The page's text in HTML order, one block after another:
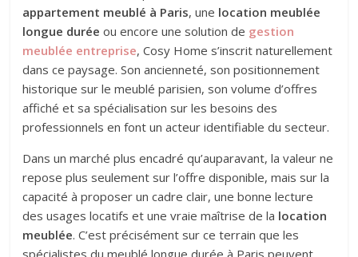
appartement meublé à Paris, une location meublée
longue duréeou encore une solution de gestion
meublée entreprise, Cosy Home s’inscrit naturellement
dans ce paysage. Son ancienneté, son positionnement
historique sur le meublé parisien, son volume d’offres
affiché et sa spécialisation sur les besoins des
professionnels en font un acteur identifiable du secteur.
Dans un marché plus encadré qu’auparavant, la valeur ne
repose plus seulement sur l’offre disponible, mais sur la
capacité à proposer un cadre clair, une bonne lecture
des usages locatifs et une vraie maîtrise de la location
meublée. C’est précisément sur ce terrain que les